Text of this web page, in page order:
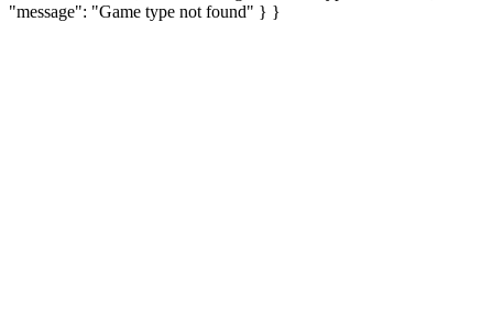
"message": "Game type not found" } }